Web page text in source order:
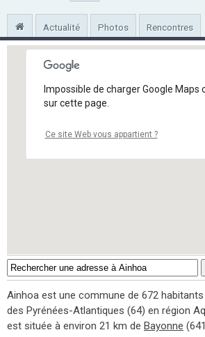
Actualité Photos Rencontres
Impossible de charger Google
sur cette page.
Ce site Web vous appartient ?
Ainhoa est une commune de 672
des Pyrénées-Atlantiques (64) en région
est située à environ 21 km de Bayonne